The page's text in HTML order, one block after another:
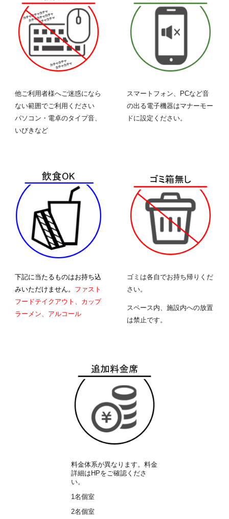
他ご利用者様へご迷惑になら
ない範囲でご利用ください
パソコン・電卓のタイプ音、
いびきなど
スマートフォン、PCなど音
の出る電子機器はマナーモー
ドに設定ください。
下記に当たるものはお持ち込
みいただけません。 ファスト
フードテイクアウト、カップ
ラーメン、アルコール
ゴミは各自でお持ち帰りくだ
さい。
スペース内、施設内への放置
は禁止です。
料金体系が異なります。料金
詳細はHPをご確認くださ
い。
1名個室
2名個室